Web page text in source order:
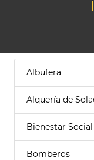
Albufera
Alquería de
Bienestar Social
Bomberos